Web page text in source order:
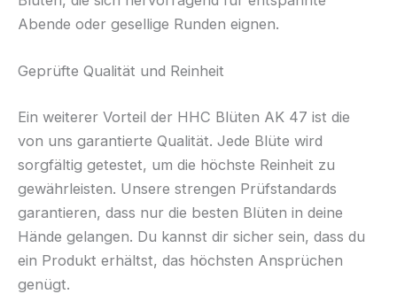
Abende oder gesellige Runden eignen.
Geprüfte Qualität und Reinheit
Ein weiterer Vorteil der HHC Blüten AK 47 ist die
von uns garantierte Qualität. Jede Blüte wird
sorgfältig getestet, um die höchste Reinheit zu
gewährleisten. Unsere strengen Prüfstandards
garantieren, dass nur die besten Blüten in deine
Hände gelangen. Du kannst dir sicher sein, dass du
ein Produkt erhältst, das höchsten Ansprüchen
genügt.